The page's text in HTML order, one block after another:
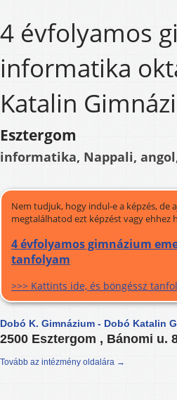
4 évfolyamos
informatika
Katalin
Esztergom
informatika, Nappali,
Nem tudjuk, hogy indul-e a képzés,
megtalálhatod ezt képzést vagy ehhez
4 évfolyamos gimnázium
tanfolyam
>>> Kattints ide, és böngéssz
Dobó K. Gimnázium - Dobó Katalin
2500 Esztergom , Bánomi u.
Tovább az intézmény oldalára →